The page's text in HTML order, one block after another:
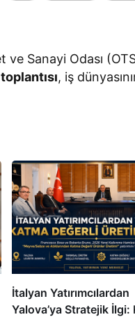
Sanayi Odası
, iş
İtalyan Yatırımcılardan
Yalova’ya Stratejik İlgi: